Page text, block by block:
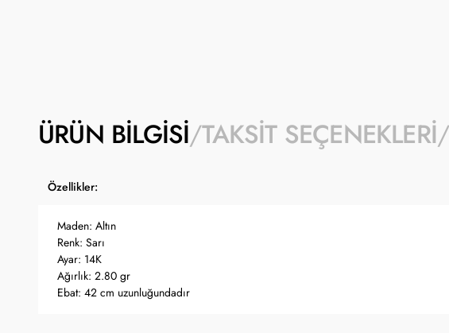
ÜRÜN BILGISI TAKSIT SEÇENEKLERI
Özellikler:
Maden: Altın
Renk: Sarı
Ayar: 14K
Ağırlık: 2.80 gr
Ebat: 42 cm uzunluğundadır